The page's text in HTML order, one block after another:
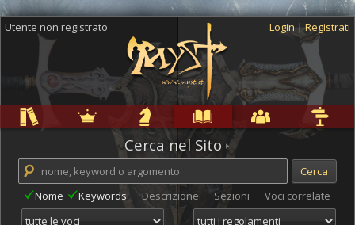
Utente non registrato Login |Registrati
Cerca nel Sito
Nome Keywords Descrizione Sezioni Voci correlate